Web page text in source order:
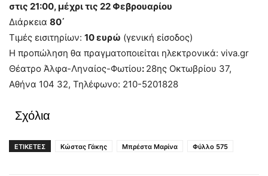
στις 21:00, μέχρι τις 22 Φεβρουαρίου
Διάρκεια 80΄
Τιμές εισιτηρίων: 10 ευρώ (γενική είσοδος)
Η προπώληση θα πραγματοποιείται ηλεκτρονικά: viva.gr
Θέατρο Άλφα-Ληναίος-Φωτίου: 28ης Οκτωβρίου 37,
Αθήνα 104 32, Τηλέφωνο: 210-5201828
Σχόλια
ΕΤΙΚΕΤΕΣ Κώστας Γάκης Μπρέστα Μαρίνα Φύλλο 575